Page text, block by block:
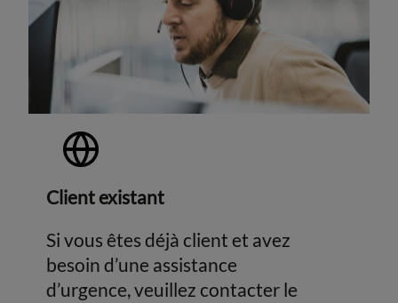
Client existant
Si vous êtes déjà client et avez
besoin d’une assistance
d’urgence, veuillez contacter le